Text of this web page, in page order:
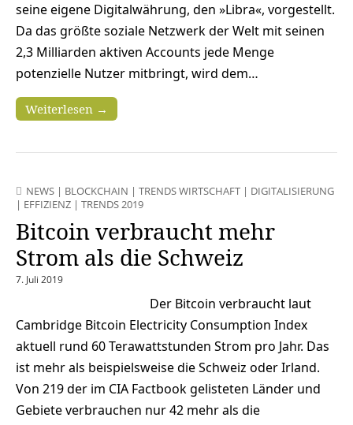
seine eigene Digitalwährung, den »Libra«, vorgestellt.
Da das größte soziale Netzwerk der Welt mit seinen
2,3 Milliarden aktiven Accounts jede Menge
potenzielle Nutzer mitbringt, wird dem…
Weiterlesen →
NEWS | BLOCKCHAIN | TRENDS WIRTSCHAFT | DIGITALISIERUNG
| EFFIZIENZ | TRENDS 2019
Bitcoin verbraucht mehr
Strom als die Schweiz
7. Juli 2019
Der Bitcoin verbraucht laut
Cambridge Bitcoin Electricity Consumption Index
aktuell rund 60 Terawattstunden Strom pro Jahr. Das
ist mehr als beispielsweise die Schweiz oder Irland.
Von 219 der im CIA Factbook gelisteten Länder und
Gebiete verbrauchen nur 42 mehr als die